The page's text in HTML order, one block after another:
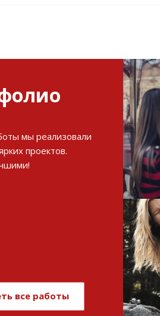
мы реализовали
проектов.
все работы